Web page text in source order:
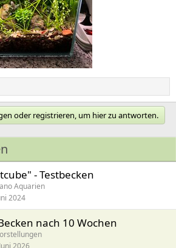
oder registrieren, um hier zu antworten.
- Testbecken
Aquarien
2024
nach 10 Wochen
2026